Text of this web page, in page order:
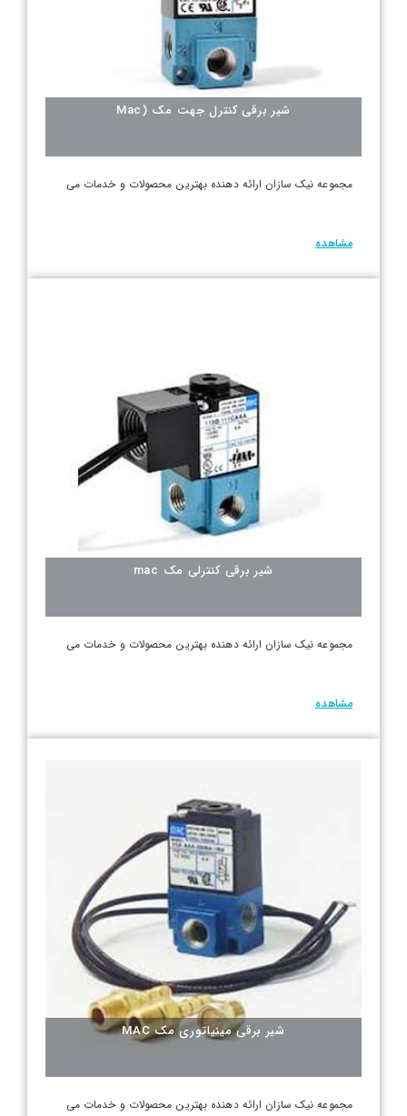
شیر برقی کنترل جهت مک (Mac
مجموعه نیک سازان ارائه دهنده بهترین محصولات و خدمات می
مشاهده
شیر برقی کنترلی مک mac
مجموعه نیک سازان ارائه دهنده بهترین محصولات و خدمات می
مشاهده
شیر برقی مینیاتوری مک MAC
مجموعه نیک سازان ارائه دهنده بهترین محصولات و خدمات می